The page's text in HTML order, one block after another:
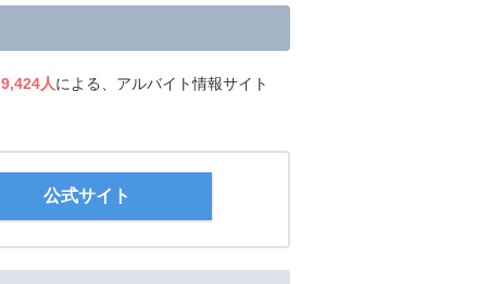
9,424人による、アルバイト情報サイト
公式サイト